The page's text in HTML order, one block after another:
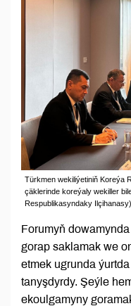
Türkmen wekiliýetiniň Koreýa
çäklerinde koreýaly wekiller
Respublikasyndaky Ilçihanasy)
Forumyň
gorap saklamak we
etmek ugrunda
tanyşdyrdy. Şeýle
ekoulgamyny